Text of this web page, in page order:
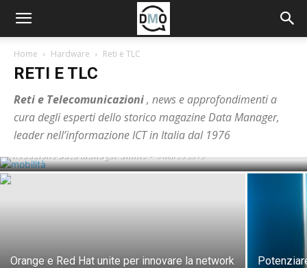
Home Hardware Reti e TLC
RETI E TLC
Reti e Telecomunicazioni, news e approfondimenti a
cura degli esperti dello storico magazine Data Manager,
leader nell’informazione ICT in Italia dal 1976
Enterprise mobility, obiettivo agilità
aziendale
Redazione Data Manager Online - 6 Marzo 2015
Orange e Red Hat unite per innovare la network